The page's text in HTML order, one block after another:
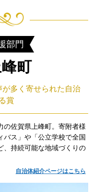
部門
町
多く寄せられた自治
賞
の佐賀県上峰町。寄附者様
バス」や「公立学校で全国
、持続可能な地域づくりの
自治体紹介ページはこちら